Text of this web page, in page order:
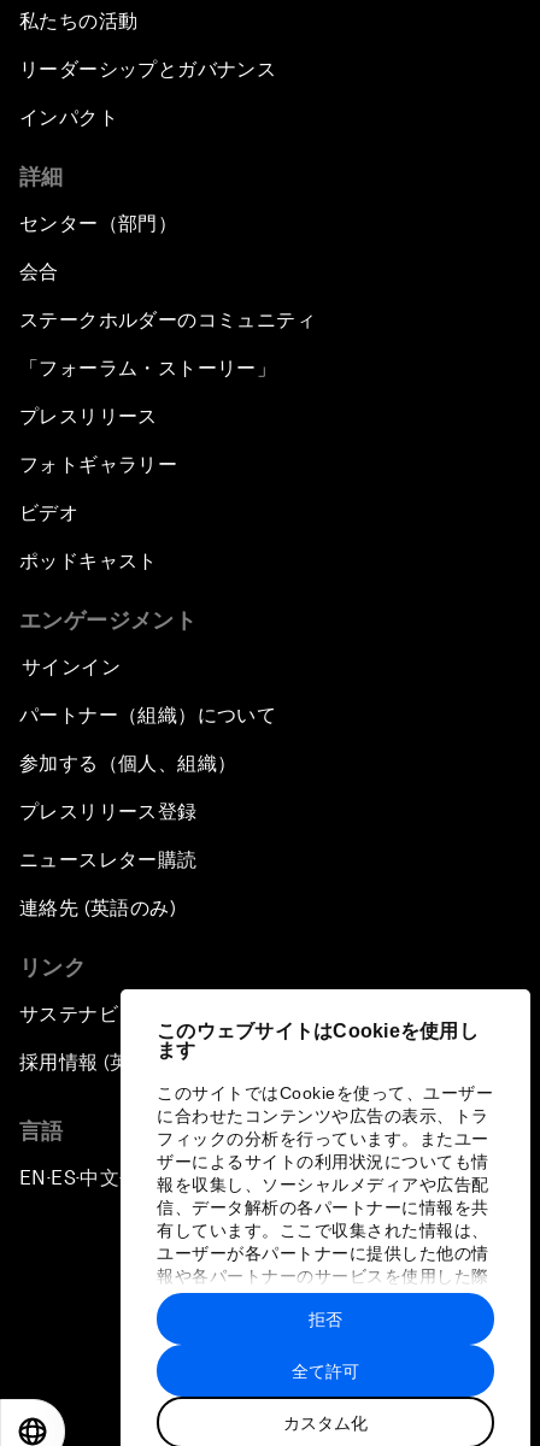
このウェブサイトはCookieを使用し
ます
このサイトではCookieを使って、ユーザー
に合わせたコンテンツや広告の表示、トラ
フィックの分析を行っています。またユー
ザーによるサイトの利用状況についても情
報を収集し、ソーシャルメディアや広告配
信、データ解析の各パートナーに情報を共
有しています。ここで収集された情報は、
ユーザーが各パートナーに提供した他の情
報や各パートナーのサービスを使用した際
に収集された情報と組み合わされ、各パー
トナーによって使用されることがありま
す。
全て許可
カスタム化
拒否
私たちの活動
リーダーシップとガバナンス
インパクト
詳細
センター（部門）
会合
ステークホルダーのコミュニティ
「フォーラム・ストーリー」
プレスリリース
フォトギャラリー
ビデオ
ポッドキャスト
エンゲージメント
サインイン
パートナー（組織）について
参加する（個人、組織）
プレスリリース登録
ニュースレター購読
連絡先 (英語のみ)
リンク
サステナビリティへの取り組み
採用情報 (英語のみ)
言語
EN ▪ES▪中文▪ 日本語
プライバシーポリシーと利用規約
サイトマップ
©
世界経済フォーラム